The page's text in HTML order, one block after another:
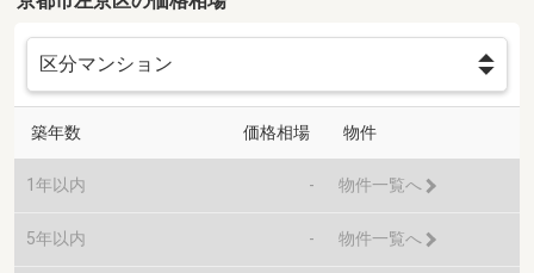
築年数 価格相場 物件
1年以内 - 物件一覧へ
5年以内 - 物件一覧へ